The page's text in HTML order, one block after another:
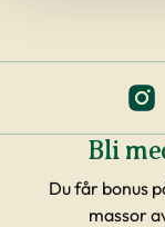
Bli
Du får bonus
massor